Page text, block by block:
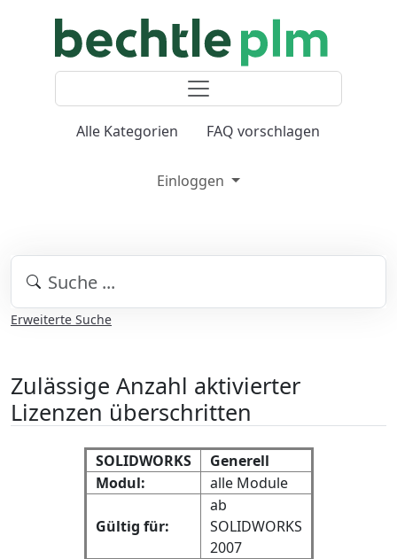
Alle Kategorien FAQ vorschlagen
Einloggen
Erweiterte Suche
Zulässige Anzahl aktivierter
Lizenzen überschritten
SOLIDWORKS
Generell
Modul:
alle Module
Gültig für:
ab
SOLIDWORKS
2007